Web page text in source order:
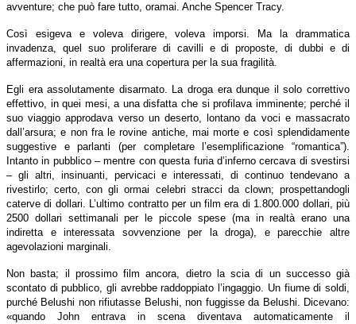
avventure; che può fare tutto, oramai. Anche Spencer Tracy.
Così esigeva e voleva dirigere, voleva imporsi. Ma la drammatica
invadenza, quel suo proliferare di cavilli e di proposte, di dubbi e di
affermazioni, in realtà era una copertura per la sua fragilità.
Egli era assolutamente disarmato. La droga era dunque il solo correttivo
effettivo, in quei mesi, a una disfatta che si profilava imminente; perché il
suo viaggio approdava verso un deserto, lontano da voci e massacrato
dall’arsura; e non fra le rovine antiche, mai morte e così splendidamente
suggestive e parlanti (per completare l’esemplificazione “romantica”).
Intanto in pubblico – mentre con questa furia d’inferno cercava di svestirsi
– gli altri, insinuanti, pervicaci e interessati, di continuo tendevano a
rivestirlo; certo, con gli ormai celebri stracci da clown; prospettandogli
caterve di dollari. L’ultimo contratto per un film era di 1.800.000 dollari, più
2500 dollari settimanali per le piccole spese (ma in realtà erano una
indiretta e interessata sovvenzione per la droga), e parecchie altre
agevolazioni marginali.
Non basta; il prossimo film ancora, dietro la scia di un successo già
scontato di pubblico, gli avrebbe raddoppiato l’ingaggio. Un fiume di soldi,
purché Belushi non rifiutasse Belushi, non fuggisse da Belushi. Dicevano:
«quando John entrava in scena diventava automaticamente il